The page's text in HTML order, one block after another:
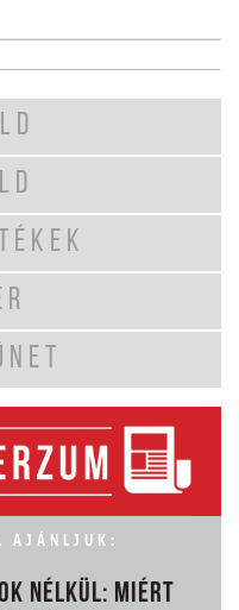
AJÁNLJUK:
NÉLKÜL: MIÉRT